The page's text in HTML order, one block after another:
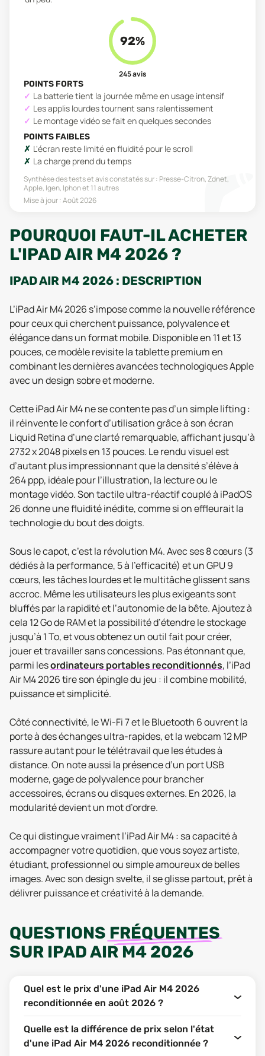
92%
245avis
POINTS FORTS
La batterie tient la journée même en usage intensif
Les applis lourdes tournent sans ralentissement
Le montage vidéo se fait en quelques secondes
POINTS FAIBLES
L'écran reste limité en fluidité pour le scroll
La charge prend du temps
Synthèse des tests et avis constatés sur : Presse-Citron, Zdnet,
Apple, Igen, Iphonet 11 autres
Mise à jour :Août 2026
POURQUOI FAUT-IL ACHETER
L'IPAD AIR M4 2026 ?
IPAD AIR M4 2026 : DESCRIPTION
L’iPad Air M4 2026 s’impose comme la nouvelle référence
pour ceux qui cherchent puissance, polyvalence et
élégance dans un format mobile. Disponible en 11 et 13
pouces, ce modèle revisite la tablette premium en
combinant les dernières avancées technologiques Apple
avec un design sobre et moderne.
Cette iPad Air M4 ne se contente pas d’un simple lifting :
il réinvente le confort d’utilisation grâce à son écran
Liquid Retina d’une clarté remarquable, affichant jusqu’à
2732 x 2048 pixels en 13 pouces. Le rendu visuel est
d’autant plus impressionnant que la densité s’élève à
264 ppp, idéale pour l’illustration, la lecture ou le
montage vidéo. Son tactile ultra-réactif couplé à iPadOS
26 donne une fluidité inédite, comme si on effleurait la
technologie du bout des doigts.
Sous le capot, c’est la révolution M4. Avec ses 8 cœurs (3
dédiés à la performance, 5 à l’efficacité) et un GPU 9
cœurs, les tâches lourdes et le multitâche glissent sans
accroc. Même les utilisateurs les plus exigeants sont
bluffés par la rapidité et l’autonomie de la bête. Ajoutez à
cela 12 Go de RAM et la possibilité d’étendre le stockage
jusqu’à 1 To, et vous obtenez un outil fait pour créer,
jouer et travailler sans concessions. Pas étonnant que,
parmi lesordinateurs portables reconditionnés, l’iPad
Air M4 2026 tire son épingle du jeu : il combine mobilité,
puissance et simplicité.
Côté connectivité, le Wi-Fi 7 et le Bluetooth 6 ouvrent la
porte à des échanges ultra-rapides, et la webcam 12 MP
rassure autant pour le télétravail que les études à
distance. On note aussi la présence d’un port USB
moderne, gage de polyvalence pour brancher
accessoires, écrans ou disques externes. En 2026, la
modularité devient un mot d’ordre.
Ce qui distingue vraiment l’iPad Air M4 : sa capacité à
accompagner votre quotidien, que vous soyez artiste,
étudiant, professionnel ou simple amoureux de belles
images. Avec son design svelte, il se glisse partout, prêt à
délivrer puissance et créativité à la demande.
QUESTIONS FRÉQUENTES
SUR IPAD AIR M4 2026
Quel est le prix d'une iPad Air M4 2026
reconditionnée en août 2026 ?
Quelle est la différence de prix selon l'état
d'une iPad Air M4 2026 reconditionnée ?